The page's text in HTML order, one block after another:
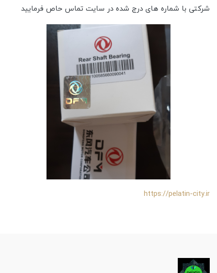
شرکتی با شماره های درج شده در سایت تماس‌ حاص فرمایید
https://pelatin-city.ir